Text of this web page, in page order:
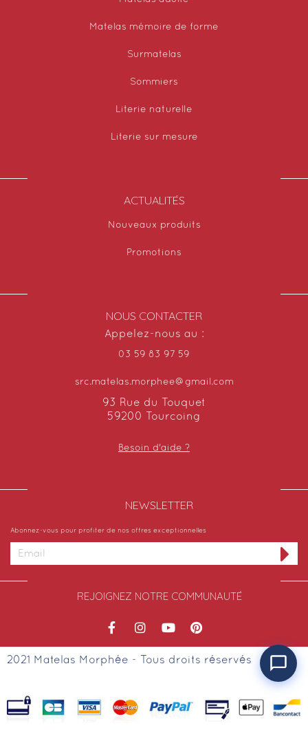
Matelas mémoire de forme
Surmatelas
Sommiers
Literie naturelle
Literie sur mesure
ACTUALITÉS
Nouveaux produits
Promotions
NOUS CONTACTER
Appelez-nous au :
03 59 83 97 59
src.matelas.morphee@gmail.com
93 Rue du Touquet
59200 Tourcoing
Besoin d'aide ?
NEWSLETTER​
Abonnez-vous pour profiter de nos offres exceptionnelles
REJOIGNEZ NOTRE COMMUNAUTÉ
2021 Matelas Morphée - Tous droits réservés